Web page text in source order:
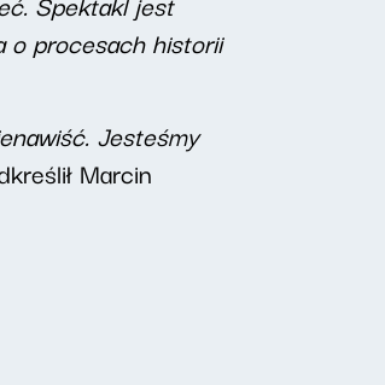
o procesach historii
Jesteśmy
Marcin